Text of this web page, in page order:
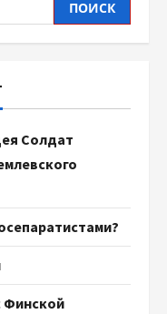
Солдат
Финской